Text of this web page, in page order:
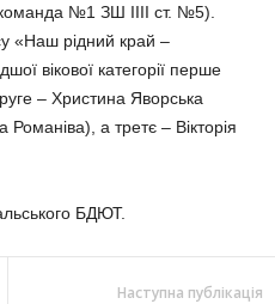
№1 ЗШ ІІІІ ст. №5).
«Наш рідний край –
вікової категорії перше
– Христина Яворська
Романіва), а третє – Вікторія
БДЮТ.
Наступна публікація